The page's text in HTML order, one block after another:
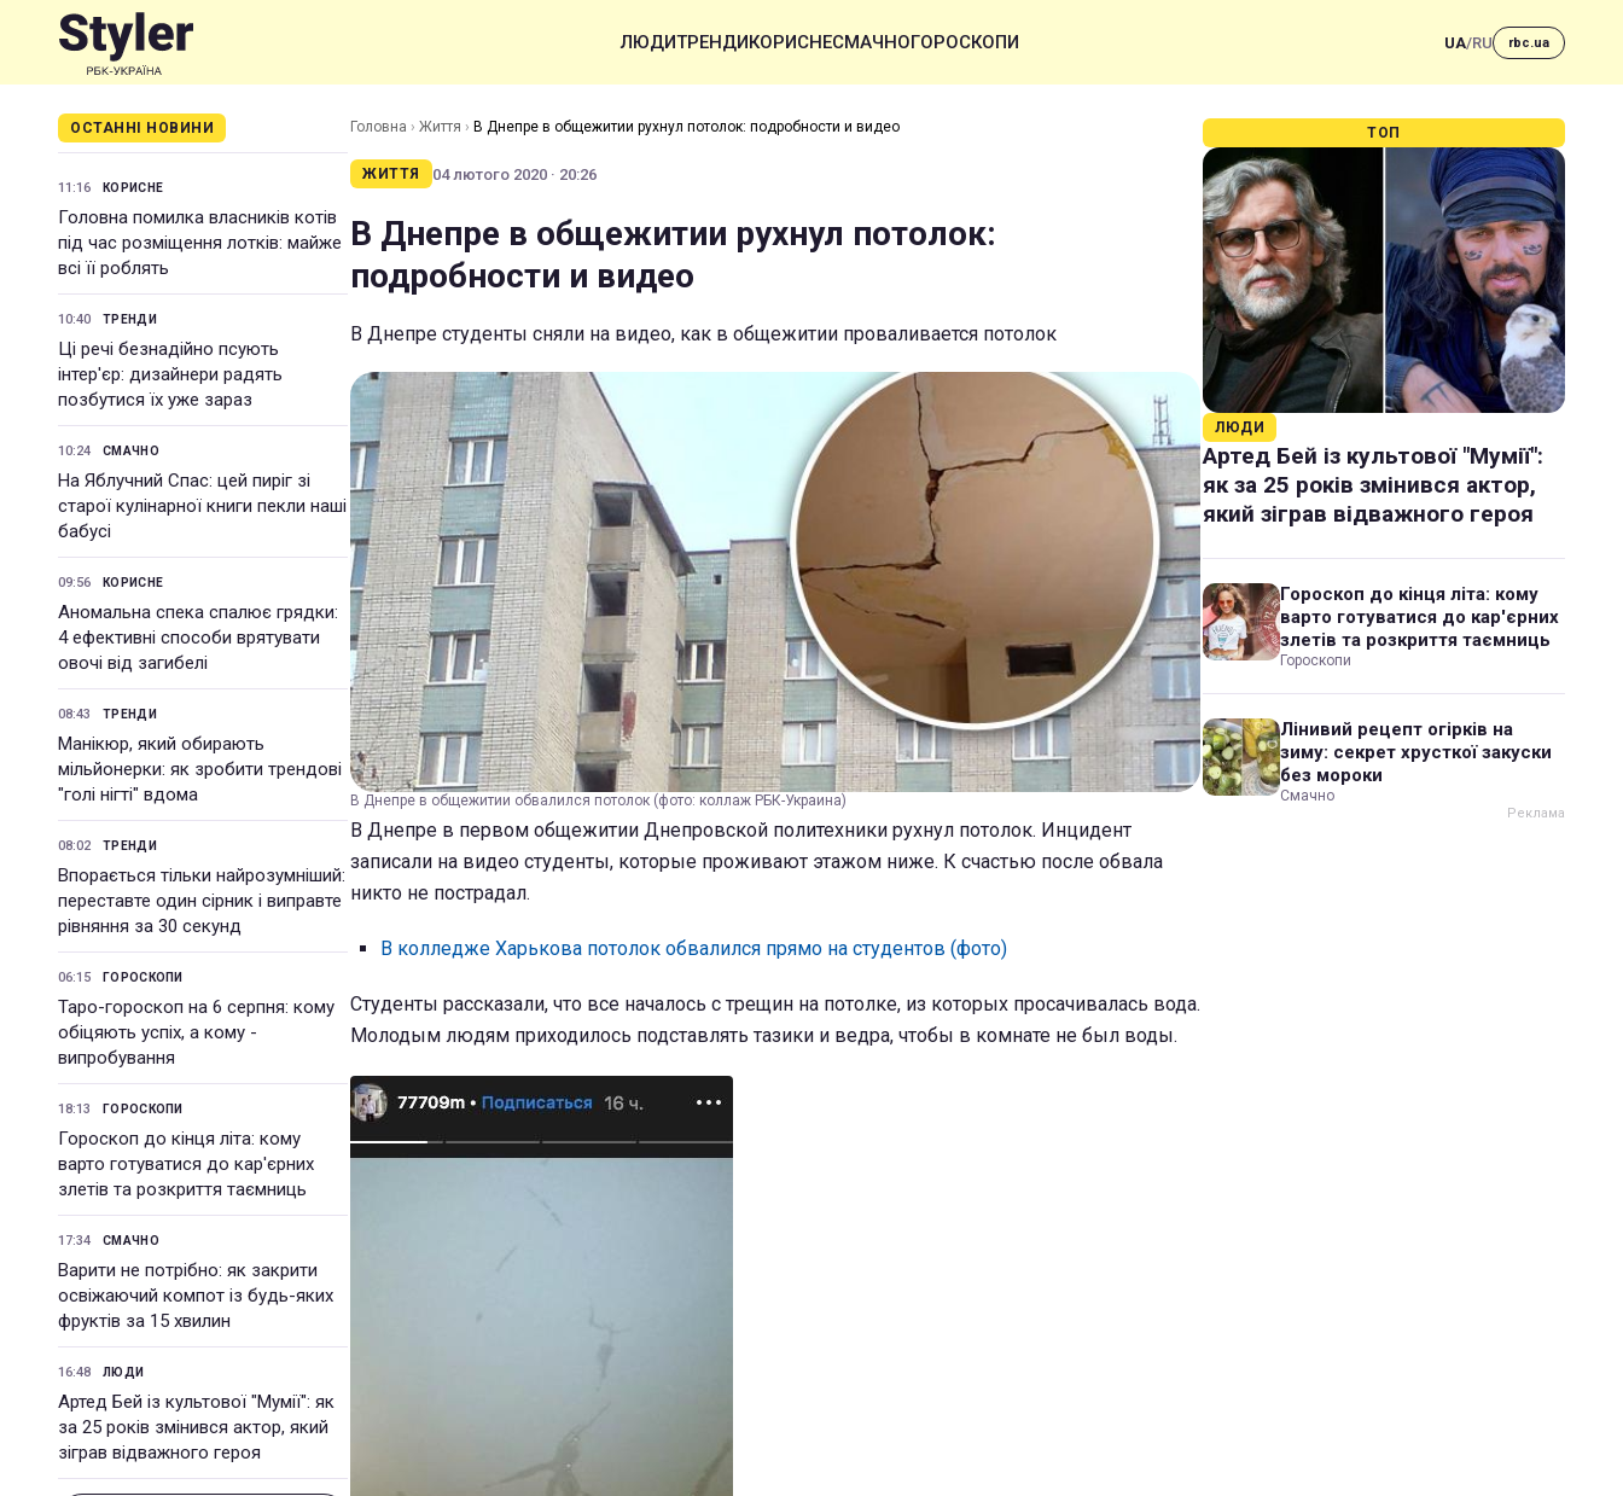
ЛЮДИТРЕНДИКОРИСНЕСМАЧНОГОРОСКОПИ UA/RU rbc.ua
ОСТАННІ НОВИНИ
11:16 КОРИСНЕ
Головна помилка власників котів
під час розміщення лотків: майже
всі її роблять
10:40 ТРЕНДИ
Ці речі безнадійно псують
інтер'єр: дизайнери радять
позбутися їх уже зараз
10:24 СМАЧНО
На Яблучний Спас: цей пиріг зі
старої кулінарної книги пекли наші
бабусі
09:56 КОРИСНЕ
Аномальна спека спалює грядки:
4 ефективні способи врятувати
овочі від загибелі
08:43 ТРЕНДИ
Манікюр, який обирають
мільйонерки: як зробити трендові
"голі нігті" вдома
08:02 ТРЕНДИ
Впорається тільки найрозумніший:
переставте один сірник і виправте
рівняння за 30 секунд
06:15 ГОРОСКОПИ
Таро-гороскоп на 6 серпня: кому
обіцяють успіх, а кому -
випробування
18:13 ГОРОСКОПИ
Гороскоп до кінця літа: кому
варто готуватися до кар'єрних
злетів та розкриття таємниць
17:34 СМАЧНО
Варити не потрібно: як закрити
освіжаючий компот із будь-яких
фруктів за 15 хвилин
16:48 ЛЮДИ
Артед Бей із культової "Мумії": як
за 25 років змінився актор, який
зіграв відважного героя
Головна › Життя › В Днепре в общежитии рухнул потолок: подробности и видео
ЖИТТЯ 04 лютого 2020 · 20:26
В Днепре в общежитии рухнул потолок:
подробности и видео
В Днепре студенты сняли на видео, как в общежитии проваливается потолок
В Днепре в общежитии обвалился потолок (фото: коллаж РБК-Украина)
В Днепре в первом общежитии Днепровской политехники рухнул потолок. Инцидент
записали на видео студенты, которые проживают этажом ниже. К счастью после обвала
никто не пострадал.
В колледже Харькова потолок обвалился прямо на студентов (фото)
Студенты рассказали, что все началось с трещин на потолке, из которых просачивалась вода.
Молодым людям приходилось подставлять тазики и ведра, чтобы в комнате не был воды.
ТОП
ЛЮДИ
Артед Бей із культової "Мумії":
як за 25 років змінився актор,
який зіграв відважного героя
Гороскоп до кінця літа: кому
варто готуватися до кар'єрних
злетів та розкриття таємниць
Гороскопи
Лінивий рецепт огірків на
зиму: секрет хрусткої закуски
без мороки
Смачно